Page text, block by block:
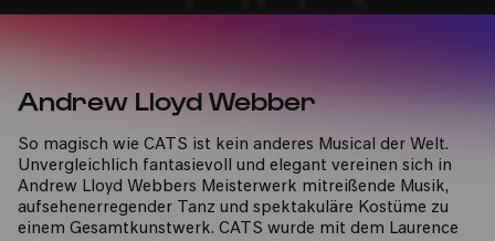
Andrew Lloyd Webber
So magisch wie CATS ist kein anderes Musical der Welt.
Unvergleichlich fantasievoll und elegant vereinen sich in
Andrew Lloyd Webbers Meisterwerk mitreißende Musik,
aufsehenerregender Tanz und spektakuläre Kostüme zu
einem Gesamtkunstwerk. CATS wurde mit dem Laurence